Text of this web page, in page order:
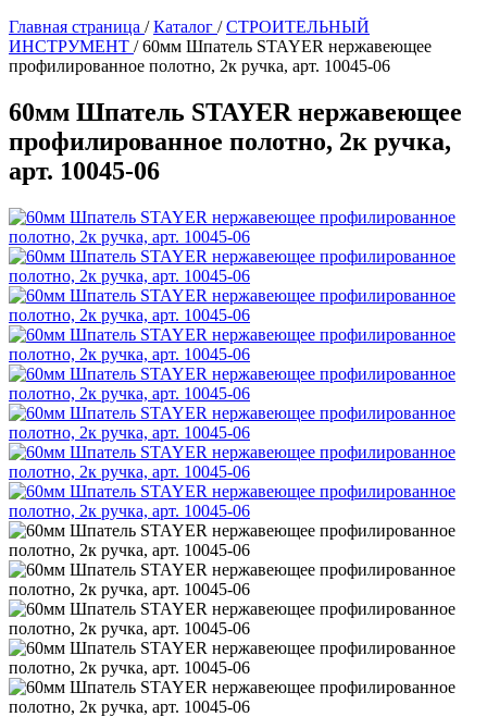
Главная страница / Каталог / СТРОИТЕЛЬНЫЙ
ИНСТРУМЕНТ /60мм Шпатель STAYER нержавеющее
профилированное полотно, 2к ручка, арт. 10045-06
60мм Шпатель STAYER нержавеющее
профилированное полотно, 2к ручка,
арт. 10045-06